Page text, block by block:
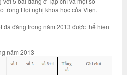
trong Hội nghị khoa học của Viện.
đã đăng trong năm 2013 được thể hiện
năm 2013